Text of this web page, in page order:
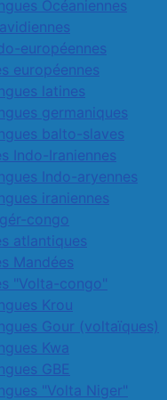
Océaniennes
européennes
européennes
latines
germaniques
balto-slaves
Indo-Iraniennes
Indo-aryennes
iraniennes
congo
atlantiques
Mandées
"Volta-congo"
Krou
Gour (voltaïques)
Kwa
GBE
"Volta Niger"